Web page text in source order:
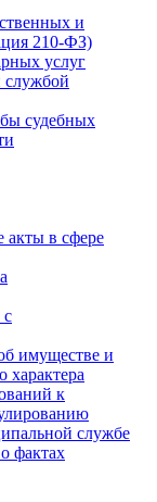
и
210-ФЗ)
услуг
службой
судебных
в сфере
с
имуществе и
характера
к
службе
фактах